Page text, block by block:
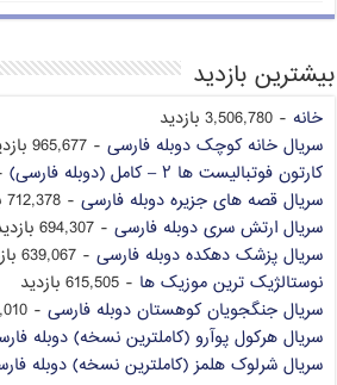
بیشترین بازدید
خانه - 3,506,780 بازدید
سریال خانه کوچک دوبله فارسی - 965,677 بازدید
کارتون فوتبالیست ها ۲ – کامل (دوبله فارسی)
-
سریال قصه های جزیره دوبله فارسی - 712,378 بازدید
سریال ارتش سری دوبله فارسی - 694,307 بازدید
سریال پزشک دهکده دوبله فارسی - 639,067 بازدید
نوستالژیک ترین موزیک ها - 615,505 بازدید
سریال جنگجویان کوهستان دوبله فارسی - 593,010 بازدید
سریال هرکول پوآرو (کاملترین نسخه) دوبله
سریال شرلوک هلمز (کاملترین نسخه) دوبله